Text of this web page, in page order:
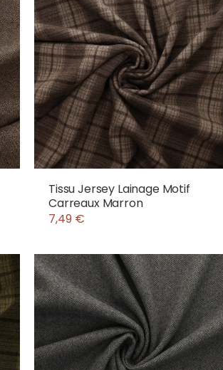
Tissu Jersey Lainage Motif
Carreaux Marron
7,49 €